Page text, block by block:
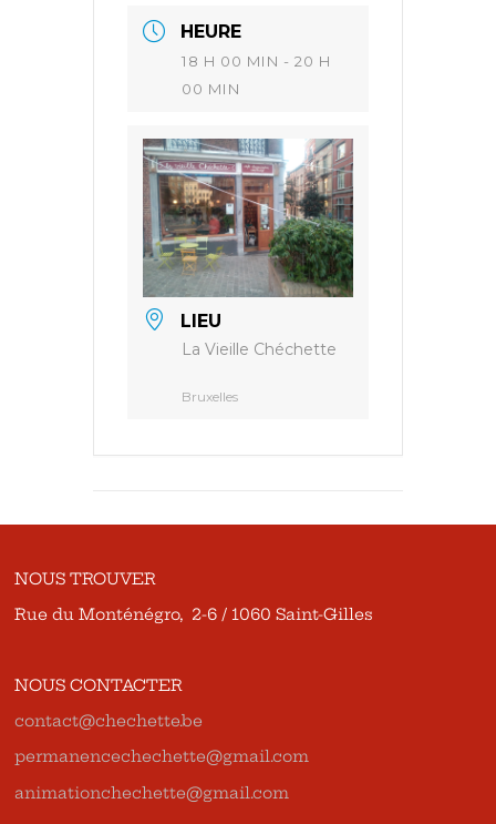
HEURE
18 H 00 MIN - 20 H
00 MIN
LIEU
La Vieille Chéchette
Bruxelles
NOUS TROUVER
Rue du Monténégro, 2-6 / 1060 Saint-Gilles
NOUS CONTACTER
contact@chechette.be
permanencechechette@gmail.com
animationchechette@gmail.com